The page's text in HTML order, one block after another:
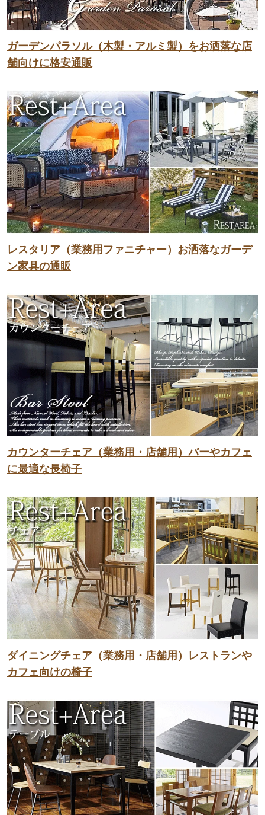
ガーデンパラソル（木製・アルミ製）をお洒落な店
舗向けに格安通販
レスタリア（業務用ファニチャー）お洒落なガーデ
ン家具の通販
カウンターチェア（業務用・店舗用）バーやカフェ
に最適な長椅子
ダイニングチェア（業務用・店舗用）レストランや
カフェ向けの椅子